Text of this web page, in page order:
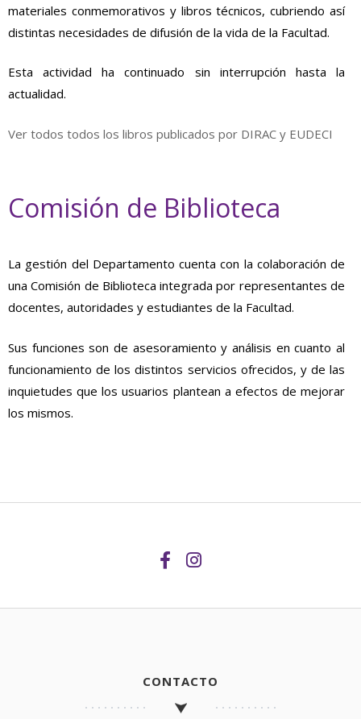
materiales conmemorativos y libros técnicos, cubriendo así
distintas necesidades de difusión de la vida de la Facultad.
Esta actividad ha continuado sin interrupción hasta la
actualidad.
Ver todos todos los libros publicados por DIRAC y EUDECI
Comisión de Biblioteca
La gestión del Departamento cuenta con la colaboración de
una Comisión de Biblioteca integrada por representantes de
docentes, autoridades y estudiantes de la Facultad.
Sus funciones son de asesoramiento y análisis en cuanto al
funcionamiento de los distintos servicios ofrecidos, y de las
inquietudes que los usuarios plantean a efectos de mejorar
los mismos.
CONTACTO